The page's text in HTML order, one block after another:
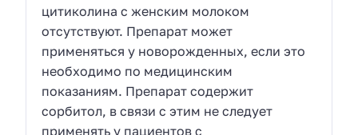
цитиколина с женским молоком
отсутствуют. Препарат может
применяться у новорожденных, если это
необходимо по медицинским
показаниям. Препарат содержит
сорбитол, в связи с этим не следует
применять у пациентов с